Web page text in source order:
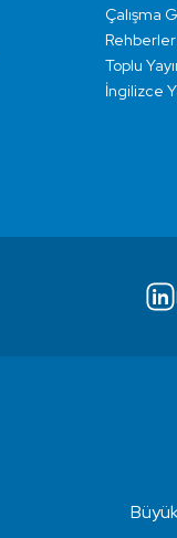
Çalışma
Rehberler
Toplu
İngilizce